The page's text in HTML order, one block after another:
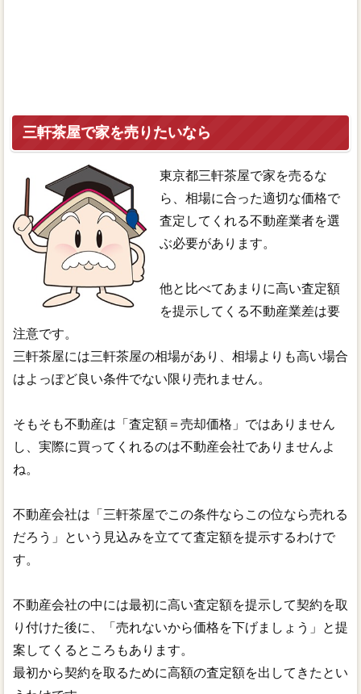
三軒茶屋で家を売りたいなら
東京都三軒茶屋で家を売るな
ら、相場に合った適切な価格で
査定してくれる不動産業者を選
ぶ必要があります。
他と比べてあまりに高い査定額
を提示してくる不動産業差は要
注意です。
三軒茶屋には三軒茶屋の相場があり、相場よりも高い場合
はよっぽど良い条件でない限り売れません。
そもそも不動産は「査定額＝売却価格」ではありません
し、実際に買ってくれるのは不動産会社でありませんよ
ね。
不動産会社は「三軒茶屋でこの条件ならこの位なら売れる
だろう」という見込みを立てて査定額を提示するわけで
す。
不動産会社の中には最初に高い査定額を提示して契約を取
り付けた後に、「売れないから価格を下げましょう」と提
案してくるところもあります。
最初から契約を取るために高額の査定額を出してきたとい